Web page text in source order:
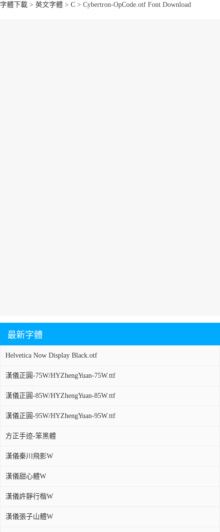
字體下載 > 英文字體 > C > Cybertron-OpCode.otf Font Download
最新字體
Helvetica Now Display Black.otf
漢儀正圓-75W/HYZhengYuan-75W.ttf
漢儀正圓-85W/HYZhengYuan-85W.ttf
漢儀正圓-95W/HYZhengYuan-95W.ttf
方正手迹-笨黑體
漢儀秦川飛影W
漢儀甜心體W
漢儀許靜行楷W
漢儀張子山體W